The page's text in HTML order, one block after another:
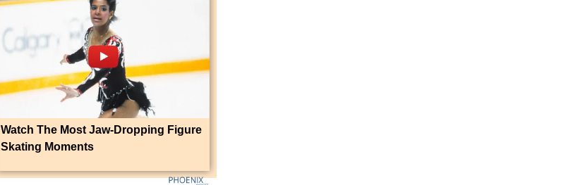
Watch The Most Jaw‑Dropping Figure
Skating Moments